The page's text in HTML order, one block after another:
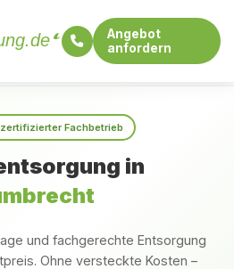
Angebot
anfordern
zertifizierter Fachbetrieb
in
und fachgerechte Entsorgung
Ohne versteckte Kosten –